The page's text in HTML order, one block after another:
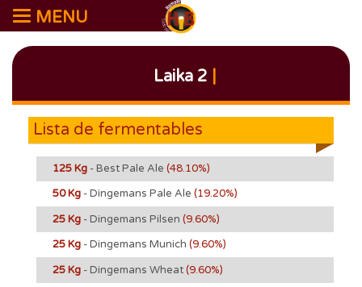
MENU
Laika 2
Lista de fermentables
125 Kg - Best Pale Ale (48.10%)
50 Kg - Dingemans Pale Ale (19.20%)
25 Kg - Dingemans Pilsen (9.60%)
25 Kg - Dingemans Munich (9.60%)
25 Kg - Dingemans Wheat(9.60%)